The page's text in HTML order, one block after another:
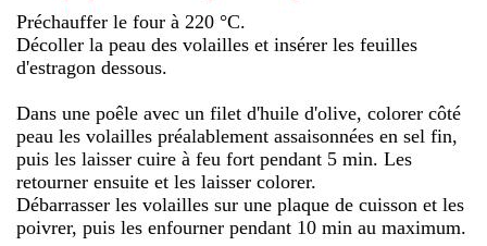
Préchauffer le four à 220 °C.
Décoller la peau des volailles et insérer les feuilles
d'estragon dessous.
Dans une poêle avec un filet d'huile d'olive, colorer côté
peau les volailles préalablement assaisonnées en sel fin,
puis les laisser cuire à feu fort pendant 5 min. Les
retourner ensuite et les laisser colorer.
Débarrasser les volailles sur une plaque de cuisson et les
poivrer, puis les enfourner pendant 10 min au maximum.